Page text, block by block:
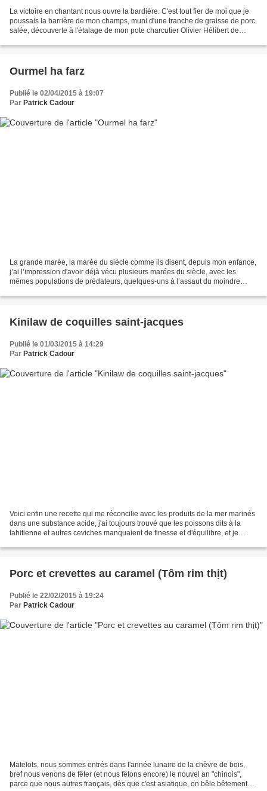
La victoire en chantant nous ouvre la bardière. C'est tout fier de moi que je
poussais la barrière de mon champs, muni d'une tranche de graisse de porc
salée, découverte à l'étalage de mon pote charcutier Olivier Hélibert de
Ourmel ha farz
Publié le 02/04/2015 à 19:07
Par Patrick Cadour
La grande marée, la marée du siècle comme ils disent, depuis mon enfance,
j’ai l’impression d'avoir déjà vécu plusieurs marées du siècle, avec les
mêmes populations de prédateurs, quelques-uns à l’assaut du moindre
Kinilaw de coquilles saint-jacques
Publié le 01/03/2015 à 14:29
Par Patrick Cadour
Voici enfin une recette qui me réconcilie avec les produits de la mer marinés
dans une substance acide, j'ai toujours trouvé que les poissons dits à la
tahitienne et autres ceviches manquaient de finesse et d'équilibre, et je
Porc et crevettes au caramel (Tôm rim thịt)
Publié le 22/02/2015 à 19:24
Par Patrick Cadour
Matelots, nous sommes entrés dans l'année lunaire de la chèvre de bois,
bref nous venons de fêter (et nous fêtons encore) le nouvel an "chinois",
parce que nous autres français, dès que c'est asiatique, on bêle bêtement